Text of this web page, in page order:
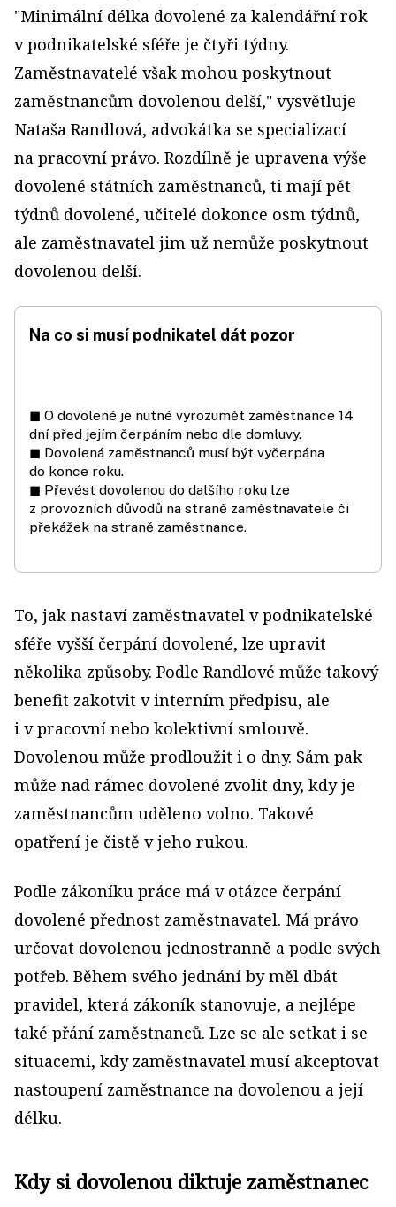
"Minimální délka dovolené za kalendářní rok
v podnikatelské sféře je čtyři týdny.
Zaměstnavatelé však mohou poskytnout
zaměstnancům dovolenou delší," vysvětluje
Nataša Randlová, advokátka se specializací
na pracovní právo. Rozdílně je upravena výše
dovolené státních zaměstnanců, ti mají pět
týdnů dovolené, učitelé dokonce osm týdnů,
ale zaměstnavatel jim už nemůže poskytnout
dovolenou delší.
Na co si musí podnikatel dát pozor
◼ O dovolené je nutné vyrozumět zaměstnance 14
dní před jejím čerpáním nebo dle domluvy.
◼ Dovolená zaměstnanců musí být vyčerpána
do konce roku.
◼ Převést dovolenou do dalšího roku lze
z provozních důvodů na straně zaměstnavatele či
překážek na straně zaměstnance.
To, jak nastaví zaměstnavatel v podnikatelské
sféře vyšší čerpání dovolené, lze upravit
několika způsoby. Podle Randlové může takový
benefit zakotvit v interním předpisu, ale
i v pracovní nebo kolektivní smlouvě.
Dovolenou může prodloužit i o dny. Sám pak
může nad rámec dovolené zvolit dny, kdy je
zaměstnancům uděleno volno. Takové
opatření je čistě v jeho rukou.
Podle zákoníku práce má v otázce čerpání
dovolené přednost zaměstnavatel. Má právo
určovat dovolenou jednostranně a podle svých
potřeb. Během svého jednání by měl dbát
pravidel, která zákoník stanovuje, a nejlépe
také přání zaměstnanců. Lze se ale setkat i se
situacemi, kdy zaměstnavatel musí akceptovat
nastoupení zaměstnance na dovolenou a její
délku.
Kdy si dovolenou diktuje zaměstnanec